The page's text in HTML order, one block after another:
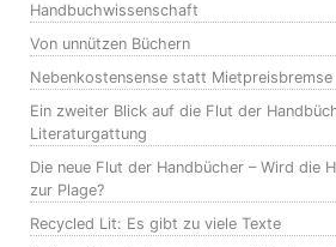
Handbuchwissenschaft
Von unnützen Büchern
Nebenkostensense statt Mietpreisbremse
Ein zweiter Blick auf die Flut der
Literaturgattung
Die neue Flut der Handbücher – Wird die
zur Plage?
Recycled Lit: Es gibt zu viele Texte